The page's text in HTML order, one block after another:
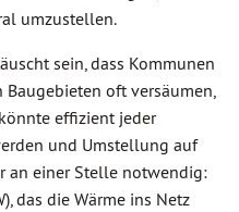
umzustellen.
sein, dass Kommunen
oft versäumen,
effizient jeder
und Umstellung auf
an einer Stelle notwendig:
das die Wärme ins Netz